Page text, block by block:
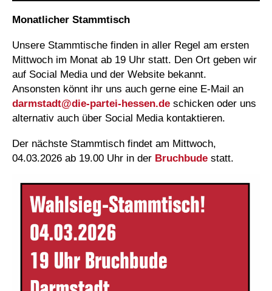
Monatlicher Stammtisch
Unsere Stammtische finden in aller Regel am ersten
Mittwoch im Monat ab 19 Uhr statt. Den Ort geben wir
auf Social Media und der Website bekannt.
Ansonsten könnt ihr uns auch gerne eine E-Mail an
darmstadt@die-partei-hessen.de schicken oder uns
alternativ auch über Social Media kontaktieren.
Der nächste Stammtisch findet am Mittwoch,
04.03.2026 ab 19.00 Uhr in der Bruchbude statt.